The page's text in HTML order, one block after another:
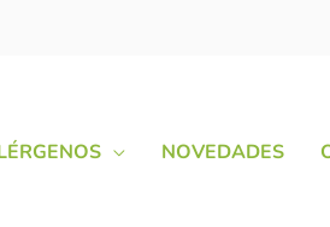
NOVEDADES